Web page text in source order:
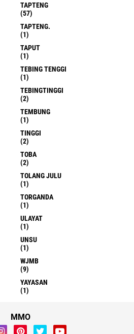
TAPTENG
(57)
TAPTENG.
(1)
TAPUT
(1)
TEBING TENGGI
(1)
TEBINGTINGGI
(2)
TEMBUNG
(1)
TINGGI
(2)
TOBA
(2)
TOLANG JULU
(1)
TORGANDA
(1)
ULAYAT
(1)
UNSU
(1)
WJMB
(9)
YAYASAN
(1)
MMO